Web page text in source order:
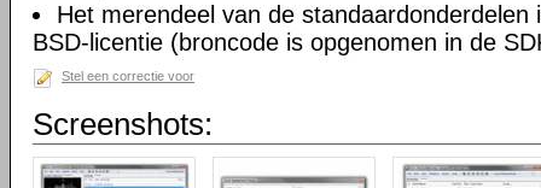
Het merendeel van de standaardonderdelen
BSD-licentie (broncode is opgenomen in de
Stel een correctie voor
Screenshots: